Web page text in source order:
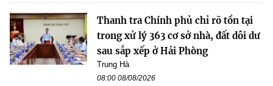
Thanh tra Chính phủ chỉ rõ tồn tại
trong xử lý 363 cơ sở nhà, đất dôi dư
sau sắp xếp ở Hải Phòng
Trung Hà
08:00 08/08/2026